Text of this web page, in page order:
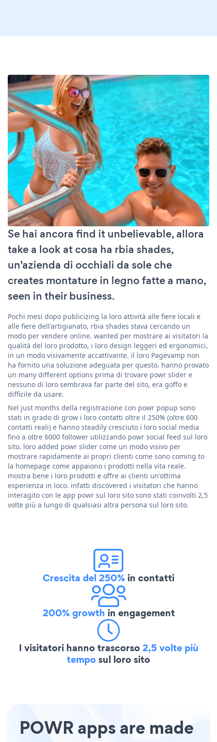
Se hai ancora find it unbelievable, allora
take a look at cosa ha rbia shades,
un'azienda di occhiali da sole che
creates montature in legno fatte a mano,
seen in their business.
Pochi mesi dopo publicizing la loro attività alle fiere locali e
alle fiere dell'artigianato, rbia shades stava cercando un
modo per vendere online. wanted per mostrare ai visitatori la
qualità del loro prodotto, i loro design leggeri ed ergonomici,
in un modo visivamente accattivante. il loro Pagevamp non
ha fornito una soluzione adeguata per questo. hanno provato
un many different options prima di trovare powr slider e
nessuno di loro sembrava far parte del sito, era goffo e
difficile da usare.
Nel just months della registrazione con powr popup sono
stati in grado di grow i loro contatti oltre il 250% (oltre 600
contatti reali) e hanno steadily cresciuto i loro social media
fino a oltre 6000 follower utilizzando powr social feed sul loro
sito. loro added powr slider come un modo visivo per
mostrare rapidamente ai propri clienti come sono coming to
la homepage come appaiono i prodotti nella vita reale.
mostra bene i loro prodotti e offre ai clienti un'ottima
esperienza in loco. infatti discovered i visitatori che hanno
interagito con le app powr sul loro sito sono stati coinvolti 2,5
volte più a lungo di qualsiasi altra persona sul loro sito.
Crescita del 250% in contatti
200% growth in engagement
I visitatori hanno trascorso2,5 volte più
temposul loro sito
POWR apps are made